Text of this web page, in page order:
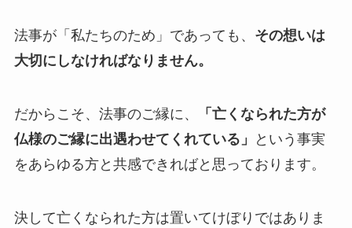
法事が「私たちのため」であっても、 その想いは
大切にしなければなりません。
だからこそ、法事のご縁に、
「亡くなられた方が
仏様のご縁に出遇わせてくれている」
という事実
をあらゆる方と共感できればと思っております。
決して亡くなられた方は置いてけぼりではありま